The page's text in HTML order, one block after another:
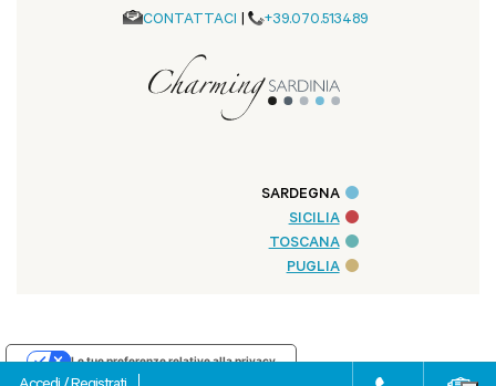
CONTATTACI | +39.070.513489
SARDEGNA
SICILIA
TOSCANA
PUGLIA
Le tue preferenze relative alla privacy